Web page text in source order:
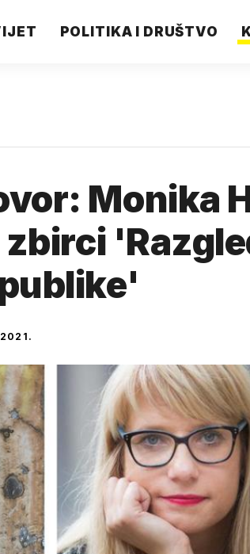
POLITIKA I DRUŠTVO
Monika
zbirci